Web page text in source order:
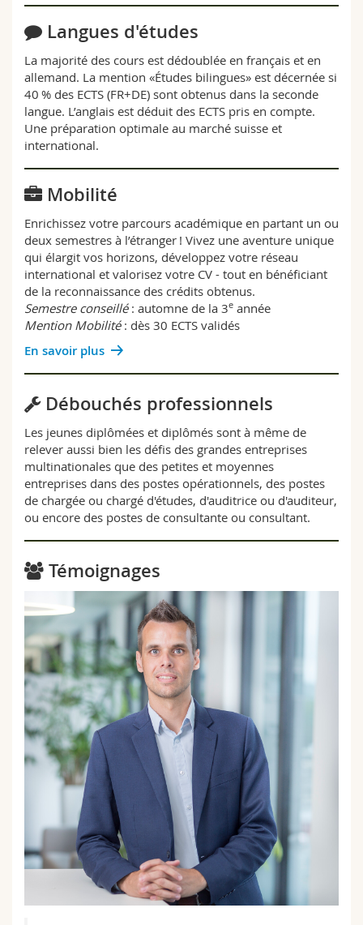
Langues d'études
La majorité des cours est dédoublée en français et en
allemand. La mention «Études bilingues» est décernée si
40 % des ECTS (FR+DE) sont obtenus dans la seconde
langue. L’anglais est déduit des ECTS pris en compte.
Une préparation optimale au marché suisse et
international.
Mobilité
Enrichissez votre parcours académique en partant un ou
deux semestres à l’étranger ! Vivez une aventure unique
qui élargit vos horizons, développez votre réseau
international et valorisez votre CV - tout en bénéficiant
de la reconnaissance des crédits obtenus.
Semestre conseillé: automne de la 3e année
Mention Mobilité: dès 30 ECTS validés
En savoir plus
Débouchés professionnels
Les jeunes diplômées et diplômés sont à même de
relever aussi bien les défis des grandes entreprises
multinationales que des petites et moyennes
entreprises dans des postes opérationnels, des postes
de chargée ou chargé d'études, d'auditrice ou d'auditeur,
ou encore des postes de consultante ou consultant.
Témoignages